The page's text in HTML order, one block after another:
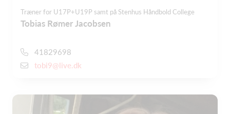
Træner for U17P+U19P samt på Stenhus Håndbold College
Tobias Rømer Jacobsen
41829698
tobi9@live.dk